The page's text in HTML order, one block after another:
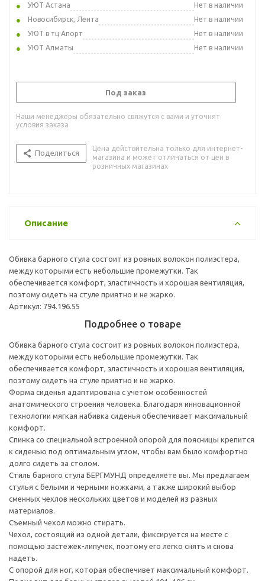
УЮТ Астана
Нет в наличии
Новосибирск, Лента
Нет в наличии
УЮТ в тц Апорт
Нет в наличии
УЮТ Алматы
Нет в наличии
Под заказ
Наши менеджеры обязательно свяжутся с вами и уточнят
условия заказа
Поделиться
Цена действительна только для интернет-
магазина и может отличаться от цен в
розничных магазинах
Описание
Обивка барного стула состоит из ровных волокон полиэстера,
между которыми есть небольшие промежутки. Так
обеспечивается комфорт, эластичность и хорошая вентиляция,
поэтому сидеть на стуле приятно и не жарко.
Артикул: 794.196.55
Подробнее о товаре
Обивка барного стула состоит из ровных волокон полиэстера,
между которыми есть небольшие промежутки. Так
обеспечивается комфорт, эластичность и хорошая вентиляция,
поэтому сидеть на стуле приятно и не жарко.
Форма сиденья адаптирована с учетом особенностей
анатомического строения человека. Благодаря инновационной
технологии мягкая набивка сиденья обеспечивает максимальный
комфорт.
Спинка со специальной встроенной опорой для поясницы крепится
к сиденью под оптимальным углом, чтобы вам было комфортно
долго сидеть за столом.
Стиль барного стула БЕРГМУНД определяете вы. Мы предлагаем
стулья с белыми и черными ножками, а также широкий выбор
сменных чехлов нескольких цветов и моделей из разных
материалов.
Съемный чехол можно стирать.
Чехол, состоящий из одной детали, фиксируется на месте с
помощью застежек-липучек, поэтому его легко снять и снова
надеть.
С опорой для ног, которая обеспечивет максимальный комфорт.